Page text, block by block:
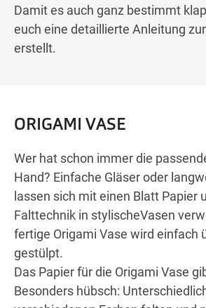
Damit es auch ganz bestimmt
euch eine detaillierte Anleitung
erstellt.
ORIGAMI VASE
Wer hat schon immer die
Hand? Einfache Gläser oder
lassen sich mit einen Blatt Papier
Falttechnik in stylischeVasen
fertige Origami Vase wird einfach
gestülpt.
Das Papier für die Origami Vase
Besonders hübsch: